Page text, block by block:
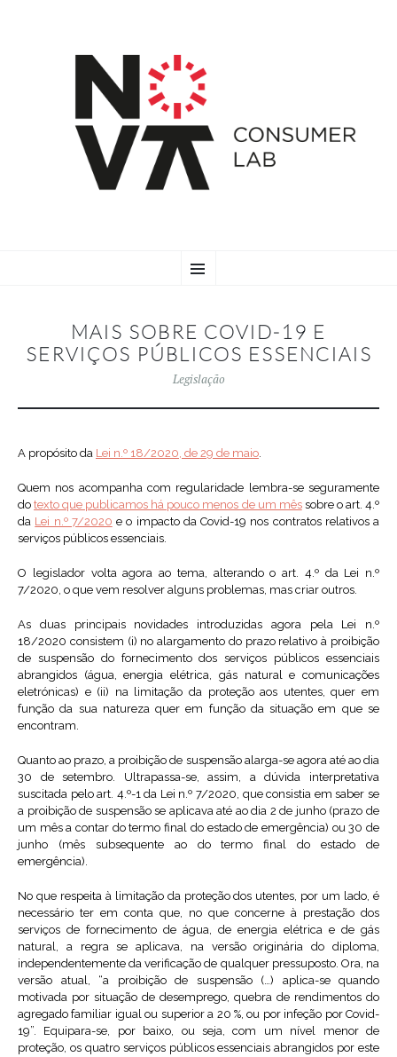
TO
MAIS SOBRE COVID-19 E
SERVIÇOS PÚBLICOS ESSENCIAIS
Legislação
A propósito da Lei n.º 18/2020, de 29 de maio.
Quem nos acompanha com regularidade lembra-se seguramente
dotexto que publicamos há pouco menos de um mêssobre o art. 4.º
da Lei n.º 7/2020 e o impacto da Covid-19 nos contratos relativos a
serviços públicos essenciais.
O legislador volta agora ao tema, alterando o art. 4.º da Lei n.º
7/2020, o que vem resolver alguns problemas, mas criar outros.
As duas principais novidades introduzidas agora pela Lei n.º
18/2020 consistem (i) no alargamento do prazo relativo à proibição
de suspensão do fornecimento dos serviços públicos essenciais
abrangidos (água, energia elétrica, gás natural e comunicações
eletrónicas) e (ii) na limitação da proteção aos utentes, quer em
função da sua natureza quer em função da situação em que se
encontram.
Quanto ao prazo, a proibição de suspensão alarga-se agora até ao dia
30 de setembro. Ultrapassa-se, assim, a dúvida interpretativa
suscitada pelo art. 4.º-1 da Lei n.º 7/2020, que consistia em saber se
a proibição de suspensão se aplicava até ao dia 2 de junho (prazo de
um mês a contar do termo final do estado de emergência) ou 30 de
junho (mês subsequente ao do termo final do estado de
emergência).
No que respeita à limitação da proteção dos utentes, por um lado, é
necessário ter em conta que, no que concerne à prestação dos
serviços de fornecimento de água, de energia elétrica e de gás
natural, a regra se aplicava, na versão originária do diploma,
independentemente da verificação de qualquer pressuposto. Ora, na
versão atual, “a proibição de suspensão (…) aplica-se quando
motivada por situação de desemprego, quebra de rendimentos do
agregado familiar igual ou superior a 20 %, ou por infeção por Covid-
19”. Equipara-se, por baixo, ou seja, com um nível menor de
proteção, os quatro serviços públicos essenciais abrangidos por este